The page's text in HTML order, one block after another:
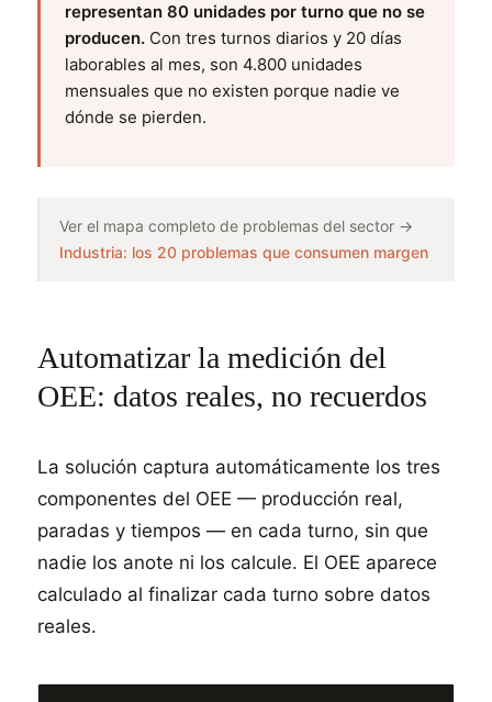
representan 80 unidades por turno que no se
producen. Con tres turnos diarios y 20 días
laborables al mes, son 4.800 unidades
mensuales que no existen porque nadie ve
dónde se pierden.
Ver el mapa completo de problemas del sector →
Industria: los 20 problemas que consumen margen
Automatizar la medición del
OEE: datos reales, no recuerdos
La solución captura automáticamente los tres
componentes del OEE — producción real,
paradas y tiempos — en cada turno, sin que
nadie los anote ni los calcule. El OEE aparece
calculado al finalizar cada turno sobre datos
reales.